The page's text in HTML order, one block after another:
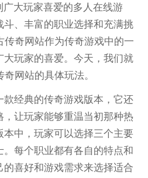
大玩家喜爱的多人在线游
、丰富的职业选择和充满挑
传奇网站作为传奇游戏中的一
玩家的喜爱。今天，我们就
网站的具体玩法。
款经典的传奇游戏版本，它还
，让玩家能够重温当初那种热
本中，玩家可以选择三个主要
每个职业都有各自的特点和
喜好和游戏需求来选择适合